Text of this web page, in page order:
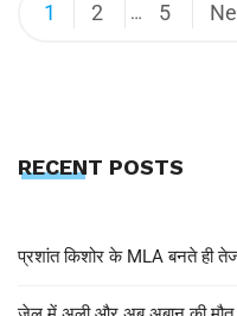
1 2 … 5
RECENT POSTS
प्रशांत किशोर के MLA बनते ही